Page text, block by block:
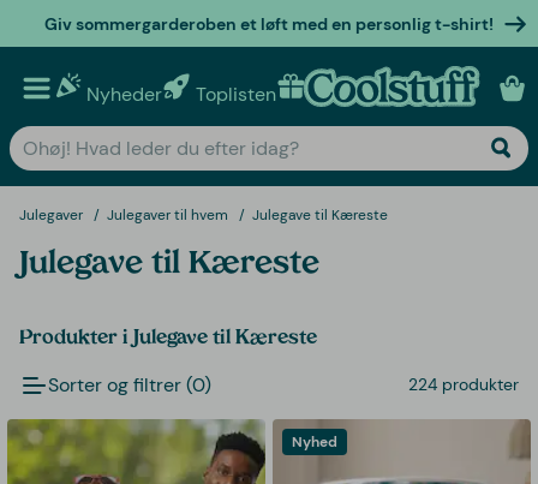
Giv sommergarderoben et løft med en personlig t-shirt!
Nyheder Toplisten Personlige gaver
Julegaver Julegaver til hvem Julegave til Kæreste
Julegave til Kæreste
Produkter i Julegave til Kæreste
Sorter og filtrer (0) 224 produkter
Nyhed